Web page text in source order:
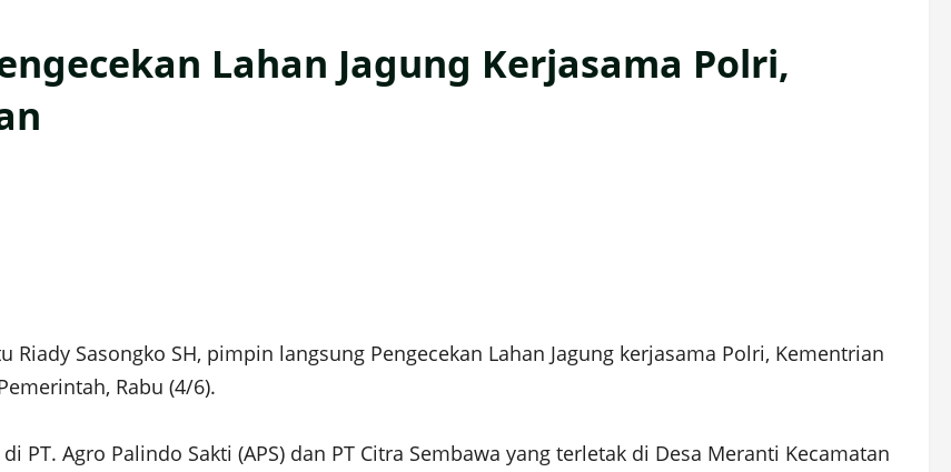
Lahan Jagung Kerjasama Polri,
Riady Sasongko SH, pimpin langsung Pengecekan Lahan Jagung kerjasama Polri, Kementrian
Rabu (4/6).
PT. Agro Palindo Sakti (APS) dan PT Citra Sembawa yang terletak di Desa Meranti Kecamatan